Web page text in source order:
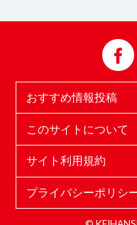
おすすめ情報投稿
このサイトについて
サイト利用規約
プライバシーポリシ